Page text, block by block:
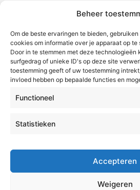
Beheer
Om de beste ervaringen te bieden,
cookies om informatie over je apparaat op
Door in te stemmen met deze
surfgedrag of unieke ID's op deze site
toestemming geeft of uw toestemming
invloed hebben op bepaalde functies en
Functioneel
Statistieken
Accepteren
Weigeren
Weert
Nederweert
Leudal
Maasgouw
Echt-Susteren
Roermond
Radio & TV